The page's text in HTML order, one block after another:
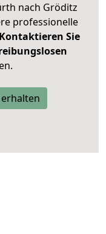
nach Gröditz
professionelle
Kontaktieren Sie